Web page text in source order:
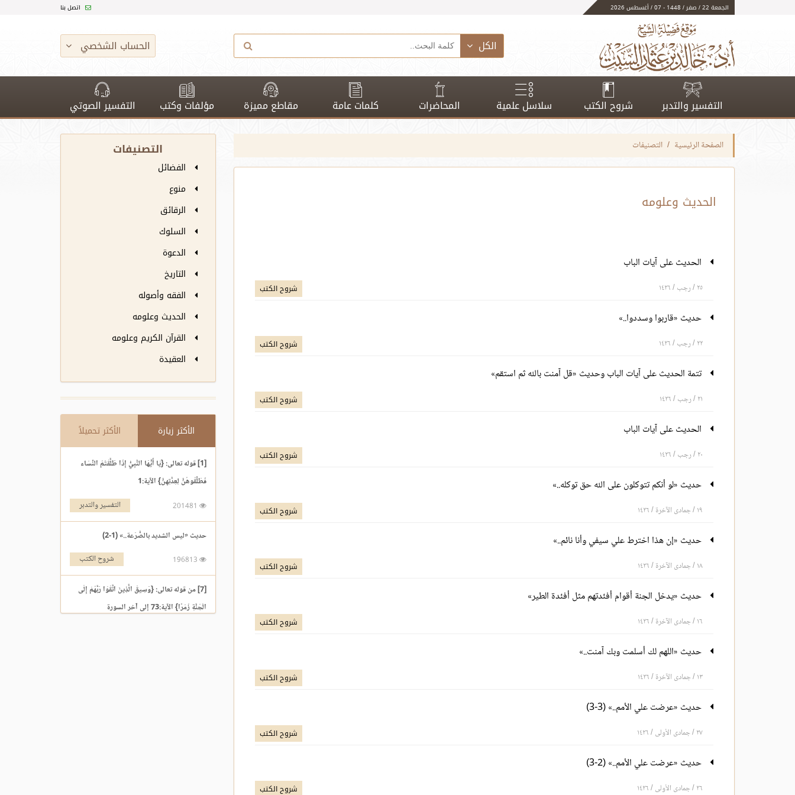
الجمعة 22 / صفر / 1448 - 07 / أغسطس 2026 اتصل بنا
الكل الحساب الشخصي
التفسير والتدبر شروح الكتب سلاسل علمية المحاضرات كلمات عامة مقاطع مميزة مؤلفات وكتب التفسير الصوتي
الصفحة الرئيسية التصنيفات
الحديث وعلومه
الحديث على آيات الباب
٢٥ / رجب / ١٤٢٦ شروح الكتب
حديث «قاربوا وسددوا..»
٢٢ / رجب / ١٤٢٦ شروح الكتب
تتمة الحديث على آيات الباب وحديث «قل آمنت بالله ثم استقم»
٢١ / رجب / ١٤٢٦ شروح الكتب
الحديث على آيات الباب
٢٠ / رجب / ١٤٢٦ شروح الكتب
حديث «لو أنكم تتوكلون على الله حق توكله..»
١٩ / جمادى الآخرة / ١٤٢٦ شروح الكتب
حديث «إن هذا اخترط علي سيفي وأنا نائم..»
١٨ / جمادى الآخرة / ١٤٢٦ شروح الكتب
حديث «يدخل الجنة أقوام أفئدتهم مثل أفئدة الطير»
١٦ / جمادى الآخرة / ١٤٢٦ شروح الكتب
حديث «اللهم لك أسلمت وبك آمنت..»
١٣ / جمادى الآخرة / ١٤٢٦ شروح الكتب
حديث «عرضت علي الأمم..» (3-3)
٢٧ / جمادى الأولى / ١٤٢٦ شروح الكتب
حديث «عرضت علي الأمم..» (2-3)
٢٦ / جمادى الأولى / ١٤٢٦ شروح الكتب
التصنيفات
الفضائل
منوع
الرقائق
السلوك
الدعوة
التاريخ
الفقه وأصوله
الحديث وعلومه
القرآن الكريم وعلومه
العقيدة
الأكثر زيارة الأكثر تحميلاً
[1] قوله تعالى: {يَا أَيُّهَا النَّبِيُّ إِذَا طَلَّقْتُمُ النِّسَاء
فَطَلِّقُوهُنَّ لِعِدَّتِهِنَّ} الآية:1
التفسير والتدبر
حديث «ليس الشديد بالصُّرَعة..» (1-2)
شروح الكتب
[7] من قوله تعالى: {وَسِيقَ الَّذِينَ اتَّقَوْا رَبَّهُمْ إِلَى
الْجَنَّةِ زُمَرًا} الآية:73 إلى آخر السورة